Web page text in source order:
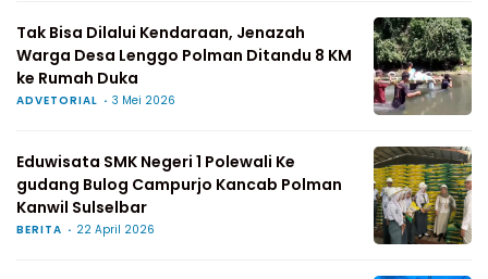
Tak Bisa Dilalui Kendaraan, Jenazah
Warga Desa Lenggo Polman Ditandu 8 KM
ke Rumah Duka
ADVETORIAL 3 Mei 2026
Eduwisata SMK Negeri 1 Polewali Ke
gudang Bulog Campurjo Kancab Polman
Kanwil Sulselbar
BERITA 22 April 2026